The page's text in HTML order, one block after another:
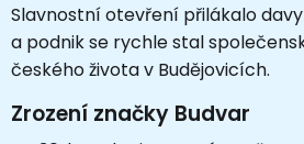
Slavnostní otevření přilákalo
a podnik se rychle stal
českého života v Budějovicích.
Zrození značky Budvar